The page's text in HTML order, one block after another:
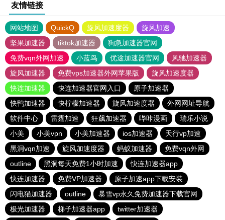
友情链接
网站地图 QuickQ 旋风加速度器
旋风加速
坚果加速器
tiktok加速器
狗急加速器官网
免费vqn外网加速
小蓝鸟 优途加速器官网
风驰加速器
旋风加速器
免费vps加速器外网苹果版
旋风加速度器
快连加速器
快连加速器官网入口
原子加速器
快鸭加速器
快柠檬加速器 旋风加速度器
外网网址导航
软件中心
雷霆加速 狂飙加速器 哔咔漫画
瑞乐小说
小美
小美vpn 小美加速器 ios加速器
天行vp加速
黑洞vqn加速
旋风加速度器 蚂蚁加速器
免费vqn外网
outline
黑洞每天免费1小时加速
快连加速器app
快连加速器
免费VP加速器
原子加速app下载安装
闪电猫加速器
outline
暴雪vp永久免费加速器下载官网
极光加速器
梯子加速器app twitter加速器